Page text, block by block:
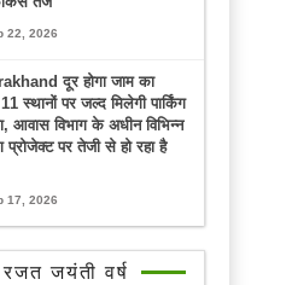
22, 2026
दूर होगा जाम का
स्थानों पर जल्द मिलेगी पार्किंग
आवास विभाग के अधीन विभिन्न
प्रोजेक्ट पर तेजी से हो रहा है
17, 2026
जयंती वर्ष